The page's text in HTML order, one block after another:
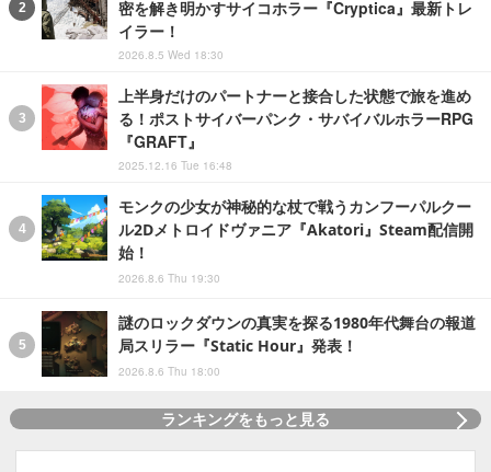
密を解き明かすサイコホラー『Cryptica』最新トレ
イラー！
2026.8.5 Wed 18:30
上半身だけのパートナーと接合した状態で旅を進め
る！ポストサイバーパンク・サバイバルホラーRPG
『GRAFT』
2025.12.16 Tue 16:48
モンクの少女が神秘的な杖で戦うカンフーパルクー
ル2Dメトロイドヴァニア『Akatori』Steam配信開
始！
2026.8.6 Thu 19:30
謎のロックダウンの真実を探る1980年代舞台の報道
局スリラー『Static Hour』発表！
2026.8.6 Thu 18:00
ランキングをもっと見る